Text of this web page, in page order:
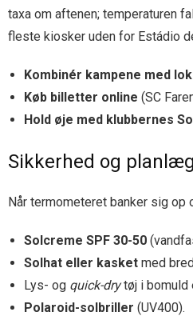
taxa om aftenen; temperaturen
fleste kiosker uden for Estádio
Kombinér kampene med
Køb billetter online (SC
Hold øje med klubbernes
Sikkerhed og
Når termometeret banker sig op
Solcreme SPF 30-50
Solhat eller kasket med
Lys- og quick-drytøj i bomuld
Polaroid-solbriller (UV400).